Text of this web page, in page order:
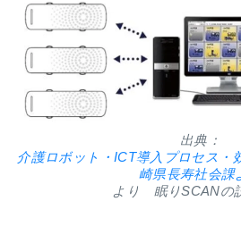
出典：
介護ロボット・ICT導入プロセス・
崎県長寿社会課
より 眠りSCANの